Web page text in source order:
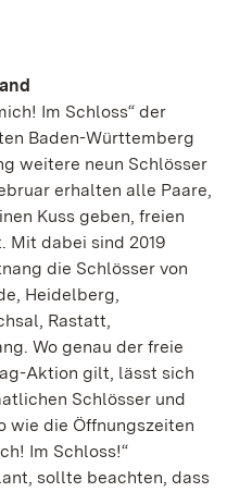
Im Schloss“ der
Baden-Württemberg
weitere neun Schlösser
erhalten alle Paare,
Kuss geben, freien
Mit dabei sind 2019
die Schlösser von
Heidelberg,
Rastatt,
Wo genau der freie
Aktion gilt, lässt sich
Schlösser und
wie die Öffnungszeiten
Im Schloss!“
sollte beachten, dass